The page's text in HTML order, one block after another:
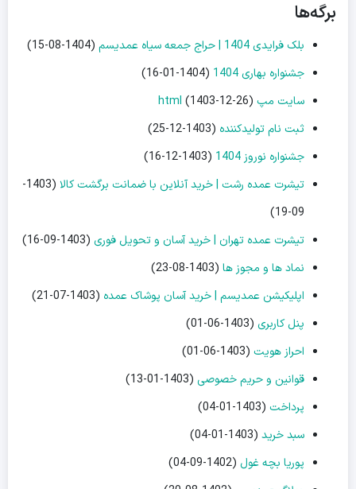
برگه‌ها
بلک فرایدی 1404 | حراج جمعه سیاه عمدیسم
(1404-08-15)
جشنواره بهاری 1404
(1404-01-16)
سایت مپ html (1403-12-26)
ثبت نام تولیدکننده (1403-12-25)
جشنواره نوروز 1404
(1403-12-16)
تیشرت عمده رشت | خرید آنلاین با ضمانت برگشت کالا
(1403-
09-19)
تیشرت عمده تهران | خرید آسان و تحویل فوری (1403-09-16)
نماد ها و مجوز ها (1403-08-23)
اپلیکیشن عمدیسم | خرید آسان پوشاک عمده (1403-07-21)
پنل کاربری (1403-06-01)
احراز هویت (1403-06-01)
قوانین و حریم خصوصی (1403-01-13)
پرداخت (1403-01-04)
سبد خرید (1403-01-04)
پوریا بچه غول (1402-09-04)